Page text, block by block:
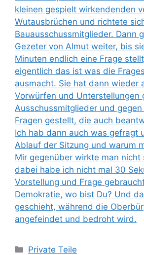
Kategorien
Private Teile